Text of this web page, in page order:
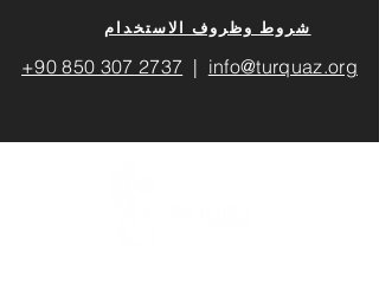
​شروط وظروف الاستخدام
+90 850 307 2737 | info@turquaz.org